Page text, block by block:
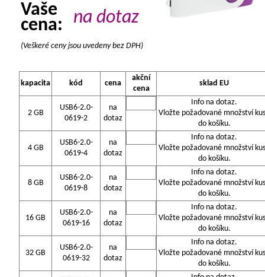
Vaše
cena:
na dotaz
(Veškeré ceny jsou uvedeny bez DPH)
kapacita kód cena
akční
cena
sklad EU
2 GB
USB6-2.0-
0619-2
na
dotaz
Info na dotaz.
Vložte požadované množství
do košíku.
4 GB
USB6-2.0-
0619-4
na
dotaz
Info na dotaz.
Vložte požadované množství
do košíku.
8 GB
USB6-2.0-
0619-8
na
dotaz
Info na dotaz.
Vložte požadované množství
do košíku.
16 GB
USB6-2.0-
0619-16
na
dotaz
Info na dotaz.
Vložte požadované množství
do košíku.
32 GB
USB6-2.0-
0619-32
na
dotaz
Info na dotaz.
Vložte požadované množství
do košíku.